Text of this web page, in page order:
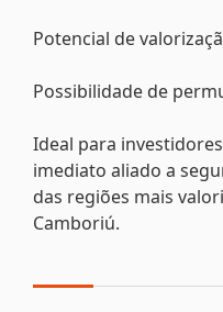
Potencial de
Possibilidade de
Ideal para
imediato aliado a
das regiões mais
Camboriú.